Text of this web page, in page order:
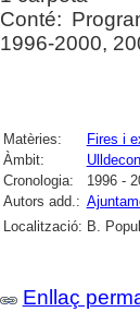
Conté:
1996-2000,
Matèries: Fires i
Àmbit:
Cronologia:
1996 -
Autors add.:
Localització: B.
Enllaç